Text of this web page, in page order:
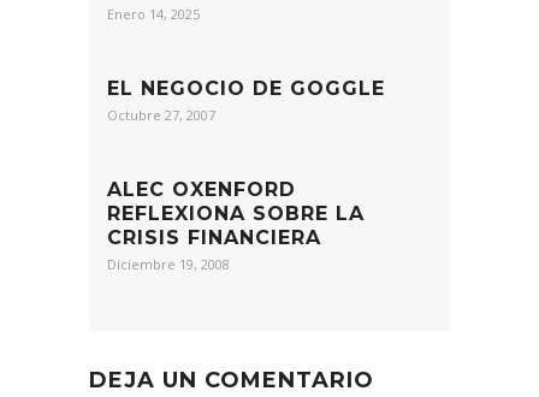
Enero 14, 2025
EL NEGOCIO DE GOGGLE
Octubre 27, 2007
ALEC OXENFORD
REFLEXIONA SOBRE LA
CRISIS FINANCIERA
Diciembre 19, 2008
DEJA UN COMENTARIO